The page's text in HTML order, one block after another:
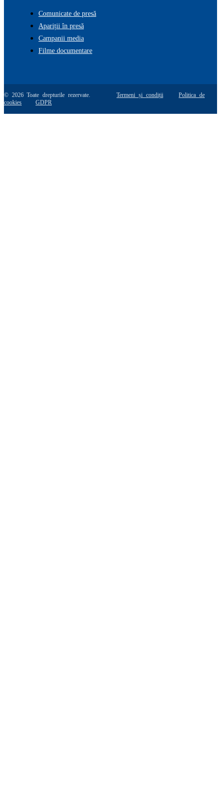
Comunicate de presă
Apariții în presă
Campanii media
Filme documentare
© 2026 Toate drepturile rezervate.Termeni și condiții
Politica de
cookies
GDPR